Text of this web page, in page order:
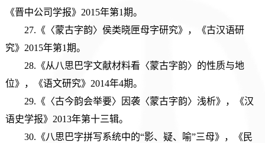
《晋中公司学报》2015年第1期。
27.《〈蒙古字韵〉侯类晓匣母字研究》，《古汉语研
究》2015年第1期。
28.《从八思巴字文献材料看〈蒙古字韵〉的性质与地
位》，《语文研究》2014年4期。
29.《〈古今韵会举要〉因袭〈蒙古字韵〉浅析》，《汉
语史学报》2013年第十三辑。
30.《八思巴字拼写系统中的“影、疑、喻”三母》，《民